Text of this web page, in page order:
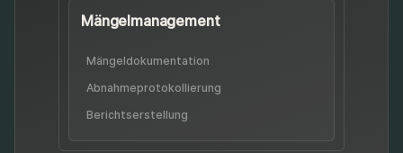
Mängel­management
Mängel­dokumentation
Abnahme­protokollierung
Berichts­erstellung